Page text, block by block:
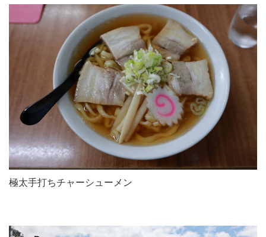
極太手打ちチャーシューメン